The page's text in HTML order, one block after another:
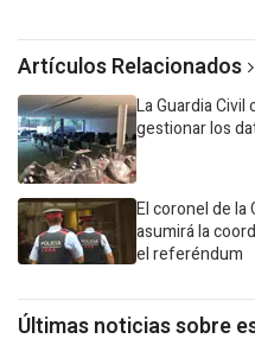
Artículos Relacionados
La Guardia Civil
gestionar los
El coronel de la
asumirá la
el referéndum
Últimas noticias sobre